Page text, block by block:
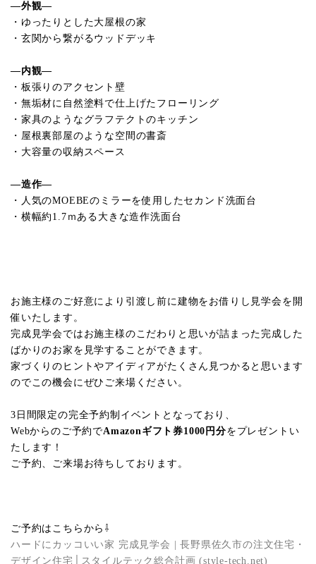
—外観—
・ゆったりとした大屋根の家
・玄関から繋がるウッドデッキ
—内観—
・板張りのアクセント壁
・無垢材に自然塗料で仕上げたフローリング
・家具のようなグラフテクトのキッチン
・屋根裏部屋のような空間の書斎
・大容量の収納スペース
—造作—
・人気のMOEBEのミラーを使用したセカンド洗面台
・横幅約1.7ｍある大きな造作洗面台
お施主様のご好意により引渡し前に建物をお借りし見学会を開
催いたします。
完成見学会ではお施主様のこだわりと思いが詰まった完成した
ばかりのお家を見学することができます。
家づくりのヒントやアイディアがたくさん見つかると思います
のでこの機会にぜひご来場ください。
3日間限定の完全予約制イベントとなっており、
Webからのご予約でAmazonギフト券1000円分をプレゼントい
たします！
ご予約、ご来場お待ちしております。
ご予約はこちらから⇩
ハードにカッコいい家 完成見学会 | 長野県佐久市の注文住宅・
デザイン住宅│スタイルテック総合計画 (style-tech.net)